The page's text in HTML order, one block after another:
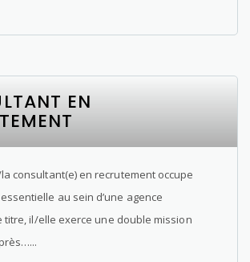
EN
consultant(e) en recrutement occupe
au sein d’une agence
titre, il/elle exerce une double mission